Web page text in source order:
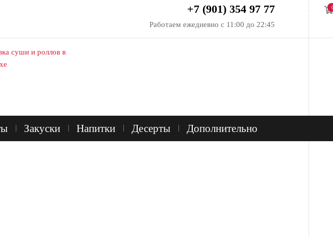
+7 (901) 354 97 77
Работаем ежедневно с 11:00 до 22:45
Закуски Напитки Десерты Дополнительно